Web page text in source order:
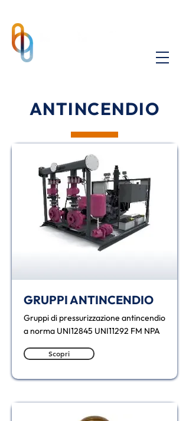
ANTINCENDIO
GRUPPI ANTINCENDIO
Gruppi di pressurizzazione antincendio
a norma UNI12845 UNI11292 FM NPA
Scopri